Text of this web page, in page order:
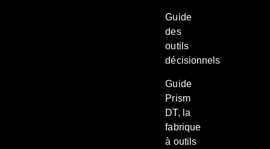
Guide
des
outils
décisionnels
Guide
Prism
DT, la
fabrique
à outils